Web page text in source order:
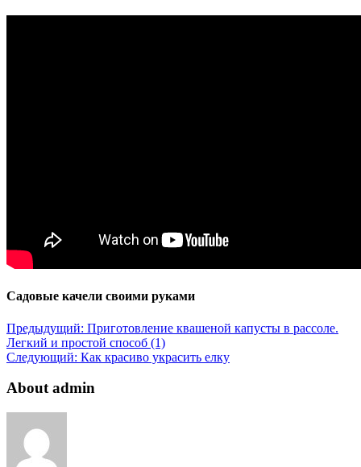
Садовые качели своими руками
Предыдущий: Приготовление квашеной капусты в рассоле.
Легкий и простой способ (1)
Следующий: Как красиво украсить елку
About admin